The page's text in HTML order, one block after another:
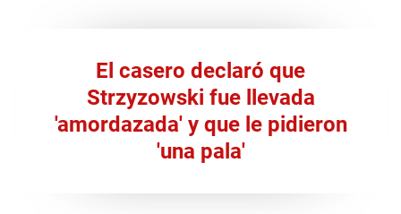
El casero declaró que
Strzyzowski fue llevada
'amordazada' y que le pidieron
'una pala'